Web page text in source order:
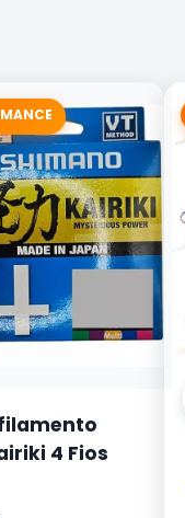
4 Fios